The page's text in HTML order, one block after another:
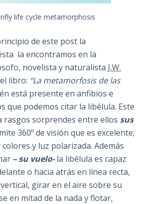
life cycle metamorphosis
de este post la
la encontramos en la
novelista y naturalista J.W.
libro: “La metamorfosis de las
está presente en anfibios e
que podemos citar la libélula. Este
rasgos sorprendes entre ellos sus
360º de visión que es excelente;
y luz polarizada. Además
– su vuelo-la libélula es capaz
o hacia atrás en línea recta,
girar en el aire sobre su
en mitad de la nada y flotar,